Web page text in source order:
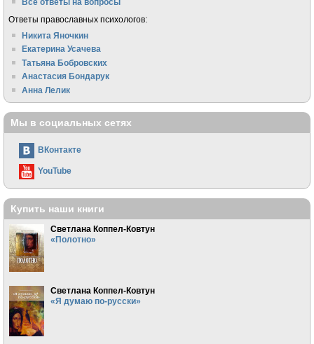
Ответы православных психологов:
Никита Яночкин
Екатерина Усачева
Татьяна Бобровских
Анастасия Бондарук
Анна Лелик
Мы в социальных сетях
ВКонтакте
YouTube
Купить наши книги
Светлана Коппел-Ковтун
«Полотно»
Светлана Коппел-Ковтун
«Я думаю по-русски»